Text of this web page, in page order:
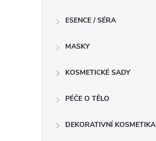
ESENCE / SÉRA
MASKY
KOSMETICKÉ SADY
PÉČE O TĚLO
DEKORATIVNÍ KOSMETIKA